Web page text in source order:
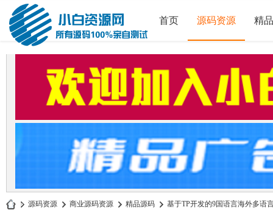
首页 源码资源 精
» 源码资源 › 商业源码资源 › 精品源码 › 基于TP开发的9国语言海外多语